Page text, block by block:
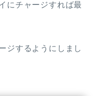
にチャージすれば最
ジするようにしまし